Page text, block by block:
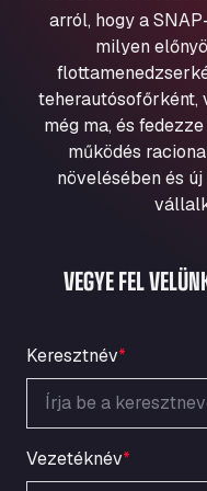
Aqua Ariva
Marie-Curie-
Aral Autohof
An der Autobahn
ARAL Autohof
Oppelner Str. 1,
ARAL Autohof
Schellweilerstraße
Obernburger Str.
Ardleigh South
a120 westbound,
arról, hogy a
milyen
teherautósofőrként,
még ma, és
működés
növelésében és
VEGYE FEL
Keresztnév*
Vezetéknév*